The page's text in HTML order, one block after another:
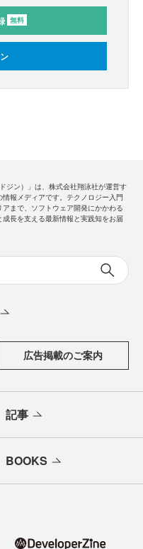
無料
ジン）」は、株式会社翔泳社が運営す
情報メディアです。テクノロジー入門
まで、ソフトウェア開発にかかわる
長を支える最新情報と実践知をお届
広告掲載のご案内
記事
BOOKS